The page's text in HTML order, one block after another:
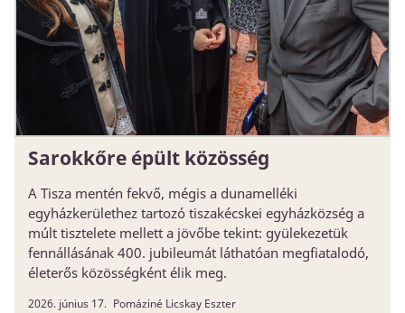
Sarokkőre épült közösség
A Tisza mentén fekvő, mégis a dunamelléki
egyházkerülethez tartozó tiszakécskei egyházközség a
múlt tisztelete mellett a jövőbe tekint: gyülekezetük
fennállásának 400. jubileumát láthatóan megfiatalodó,
életerős közösségként élik meg.
2026. június 17. Pomáziné Licskay Eszter